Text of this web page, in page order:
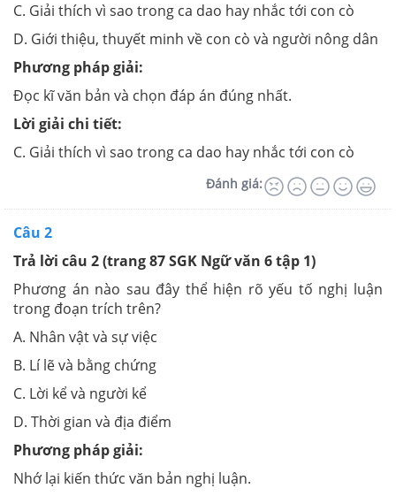
C. Giải thích vì sao trong ca dao hay nhắc tới con cò
D. Giới thiệu, thuyết minh về con cò và người nông dân
Phương pháp giải:
Đọc kĩ văn bản và chọn đáp án đúng nhất.
Lời giải chi tiết:
C. Giải thích vì sao trong ca dao hay nhắc tới con cò
Đánh giá:
Câu 2
Trả lời câu 2 (trang 87 SGK Ngữ văn 6 tập 1)
Phương án nào sau đây thể hiện rõ yếu tố nghị luận
trong đoạn trích trên?
A. Nhân vật và sự việc
B. Lí lẽ và bằng chứng
C. Lời kể và người kể
D. Thời gian và địa điểm
Phương pháp giải:
Nhớ lại kiến thức văn bản nghị luận.